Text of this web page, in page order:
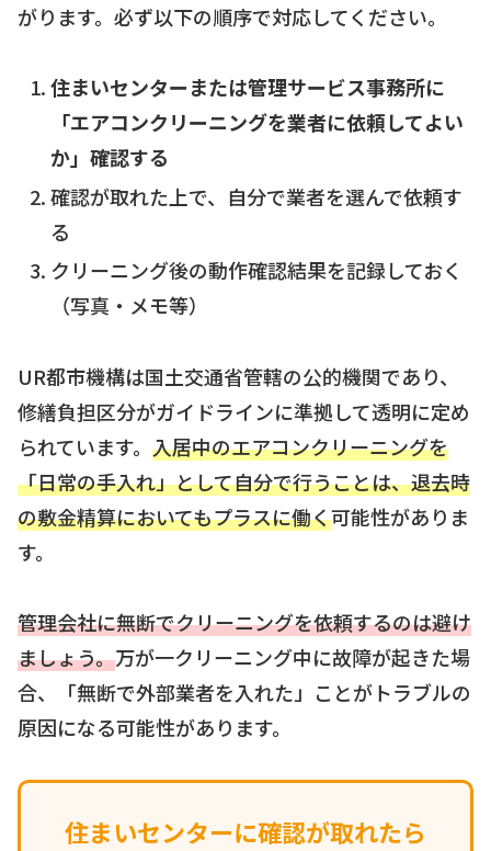
がります。必ず以下の順序で対応してください。
住まいセンターまたは管理サービス事務所に
「エアコンクリーニングを業者に依頼してよい
か」確認する
確認が取れた上で、自分で業者を選んで依頼す
る
クリーニング後の動作確認結果を記録しておく
（写真・メモ等）
UR都市機構は国土交通省管轄の公的機関であり、
修繕負担区分がガイドラインに準拠して透明に定め
られています。 入居中のエアコンクリーニングを
「日常の手入れ」として自分で行うことは、退去時
の敷金精算においてもプラスに働く可能性がありま
す。
管理会社に無断でクリーニングを依頼するのは避け
ましょう。万が一クリーニング中に故障が起きた場
合、「無断で外部業者を入れた」ことがトラブルの
原因になる可能性があります。
住まいセンターに確認が取れたら